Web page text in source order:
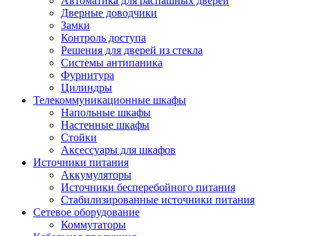
Дверные доводчики
Замки
Контроль доступа
Решения для дверей из стекла
Системы антипаника
Фурнитура
Цилиндры
Телекоммуникационные шкафы
Напольные шкафы
Настенные шкафы
Стойки
Аксессуары для шкафов
Источники питания
Аккумуляторы
Источники бесперебойного питания
Стабилизированные источники питания
Сетевое оборудование
Коммутаторы